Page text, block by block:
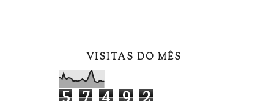
VISITAS DO MÊS
5 7 4 9 2